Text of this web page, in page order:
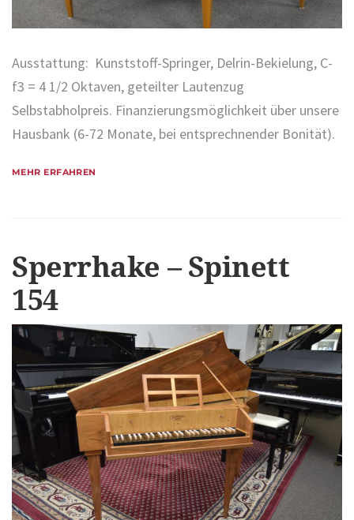
Ausstattung: Kunststoff-Springer, Delrin-Bekielung, C-
f3 = 4 1/2 Oktaven, geteilter Lautenzug
Selbstabholpreis. Finanzierungsmöglichkeit über unsere
Hausbank (6-72 Monate, bei entsprechnender Bonität).
MEHR ERFAHREN
Sperrhake – Spinett
154